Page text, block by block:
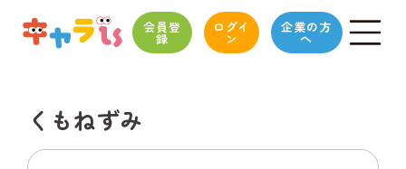
会員登
録
ログイ
ン
企業の方
へ
くもねずみ